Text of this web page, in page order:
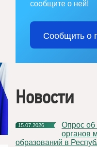
сообщите о ней!
Сообщить о
Новости
15.07.2026
Опрос об эффективности деятельности руководителей
органов
образований в